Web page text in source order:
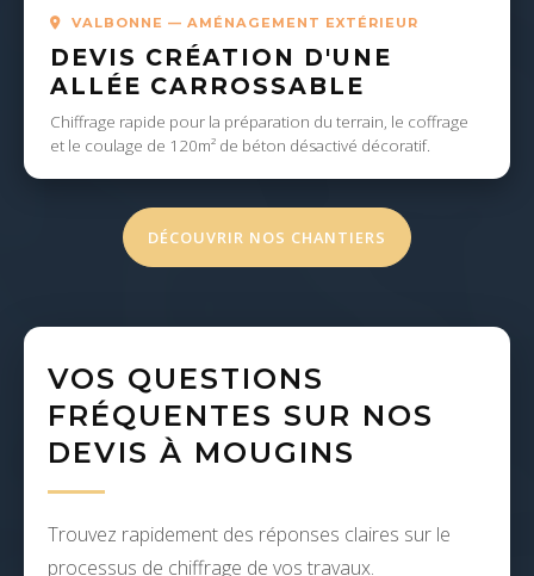
VALBONNE — AMÉNAGEMENT EXTÉRIEUR
DEVIS CRÉATION D'UNE
ALLÉE CARROSSABLE
Chiffrage rapide pour la préparation du terrain, le coffrage
et le coulage de 120m² de béton désactivé décoratif.
DÉCOUVRIR NOS CHANTIERS
VOS QUESTIONS
FRÉQUENTES SUR NOS
DEVIS À MOUGINS
Trouvez rapidement des réponses claires sur le
processus de chiffrage de vos travaux.